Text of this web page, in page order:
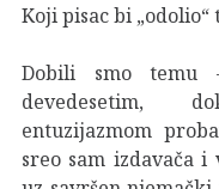
Koji pisac bi
Dobili smo temu
devedesetim,
entuzijazmom
sreo sam izdavača